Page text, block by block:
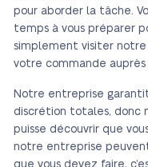
pour aborder la tâche.
temps à vous préparer
simplement visiter notre
votre commande auprès
Notre entreprise
discrétion totales, donc
puisse découvrir que
notre entreprise
que vous devez faire,